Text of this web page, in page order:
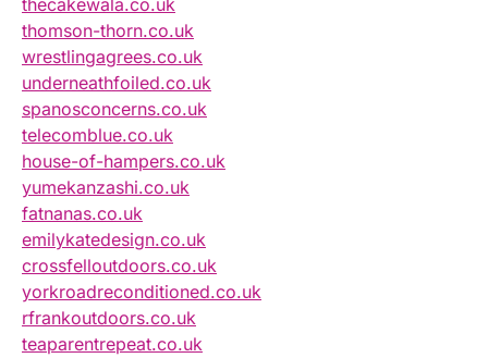
thecakewala.co.uk
thomson-thorn.co.uk
wrestlingagrees.co.uk
underneathfoiled.co.uk
spanosconcerns.co.uk
telecomblue.co.uk
house-of-hampers.co.uk
yumekanzashi.co.uk
fatnanas.co.uk
emilykatedesign.co.uk
crossfelloutdoors.co.uk
yorkroadreconditioned.co.uk
rfrankoutdoors.co.uk
teaparentrepeat.co.uk